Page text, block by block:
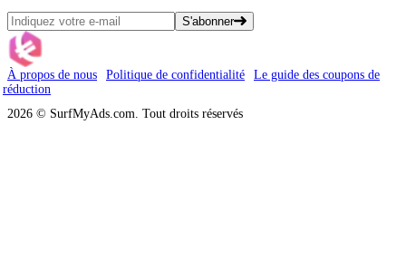
S'abonner
À propos de nous Politique de confidentialité
Le guide des coupons de
réduction
2026 © SurfMyAds.com. Tout droits réservés